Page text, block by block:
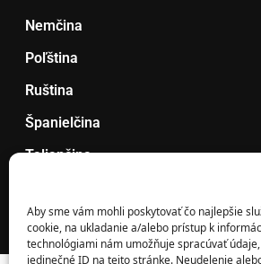
Aby sme vám mohli poskytovať čo najlepšie
cookie, na ukladanie a/alebo prístup k
technológiami nám umožňuje spracúvať
jedinečné ID na tejto stránke. Neudelenie
Nemčina
Poľština
Ruština
Španielčina
Taliančina
Výhodný balík